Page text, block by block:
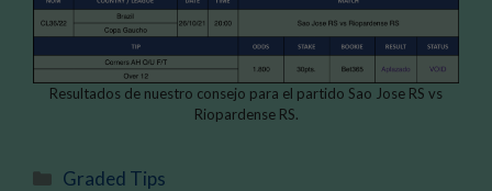
Resultados de nuestro consejo para el partido Sao Jose RS vs
Riopardense RS.
Categorías
Graded Tips